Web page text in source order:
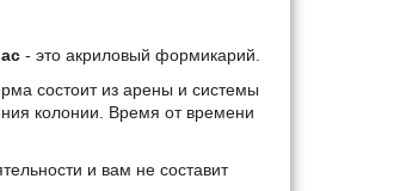
- это акриловый формикарий.
состоит из арены и системы
колонии. Время от времени
и вам не составит